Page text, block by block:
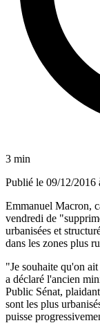
3 min
Publié le 09/12/2016
Emmanuel Macron,
vendredi de
urbanisées et
dans les zones plus
"Je souhaite qu'on
a déclaré l'ancien
Public Sénat,
sont les plus
puisse